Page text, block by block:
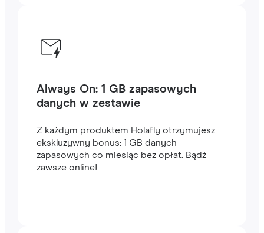
Always On: 1 GB zapasowych
danych w zestawie
Z każdym produktem Holafly otrzymujesz
ekskluzywny bonus: 1 GB danych
zapasowych co miesiąc bez opłat. Bądź
zawsze online!